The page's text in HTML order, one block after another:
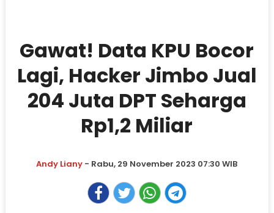
Gawat! Data KPU Bocor
Lagi, Hacker Jimbo Jual
204 Juta DPT Seharga
Rp1,2 Miliar
Andy Liany - Rabu, 29 November 2023 07:30 WIB